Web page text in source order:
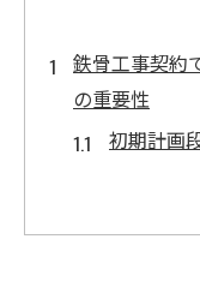
鉄骨工事契約
の重要性
初期計画
プロジ